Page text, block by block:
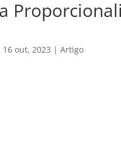
16 out, 2023 | Artigo